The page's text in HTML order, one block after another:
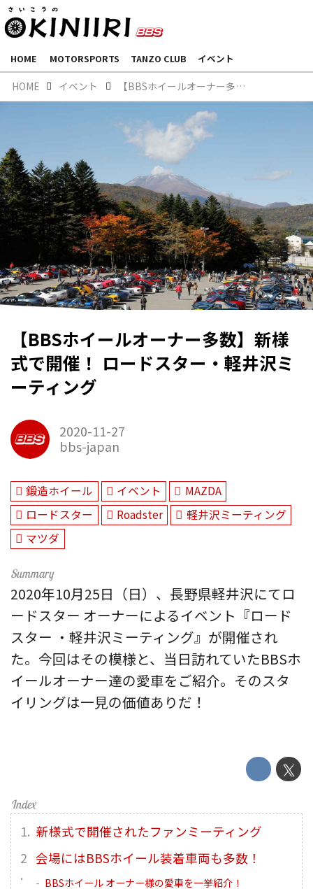
HOME MOTORSPORTS TANZO CLUB イベント
HOME イベント 【BBSホイールオーナー多数】新様式で開催！ ロードスター・軽井沢ミーティング
【BBSホイールオーナー多数】新様
式で開催！ ロードスター・軽井沢ミ
ーティング
2020-11-27
bbs-japan
鍛造ホイール イベント
MAZDA
ロードスター
Roadster
軽井沢ミーティング
マツダ
2020年10月25日（日）、長野県軽井沢にてロ
ードスター オーナーによるイベント『ロード
スター ・軽井沢ミーティング』が開催され
た。今回はその模様と、当日訪れていたBBSホ
イールオーナー達の愛車をご紹介。そのスタ
イリングは一見の価値ありだ！
新様式で開催されたファンミーティング
会場にはBBSホイール装着車両も多数！
BBSホイール オーナー様の愛車を一挙紹介！